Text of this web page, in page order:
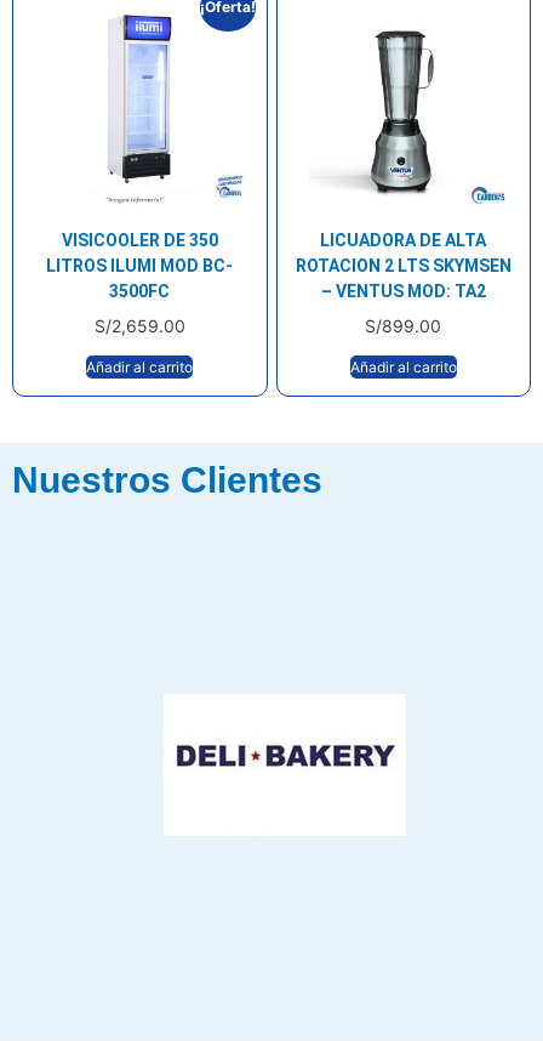
¡Oferta!
VISICOOLER DE 350
LITROS ILUMI MOD BC-
3500FC
S/2,659.00
Añadir al carrito
LICUADORA DE ALTA
ROTACION 2 LTS SKYMSEN
– VENTUS MOD: TA2
S/899.00
Añadir al carrito
Nuestros Clientes